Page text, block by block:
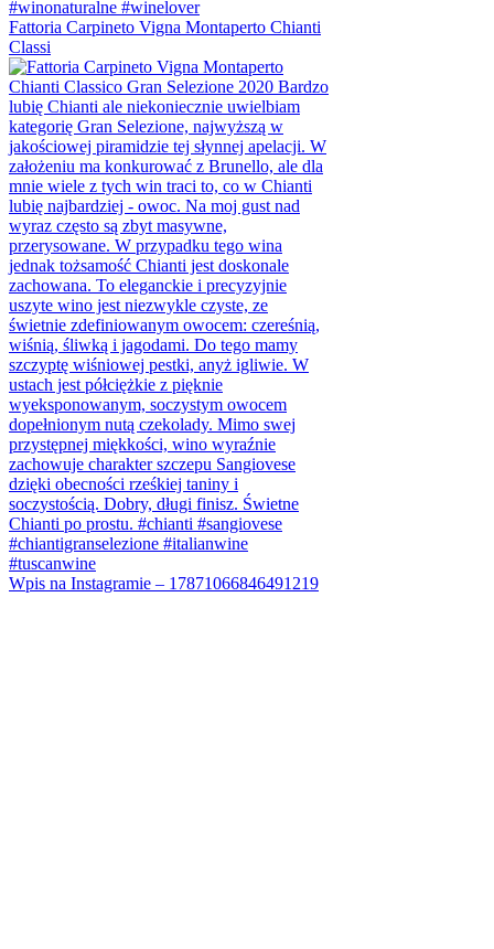
Fattoria Carpineto Vigna Montaperto Chianti
Classi
Wpis na Instagramie – 17871066846491219